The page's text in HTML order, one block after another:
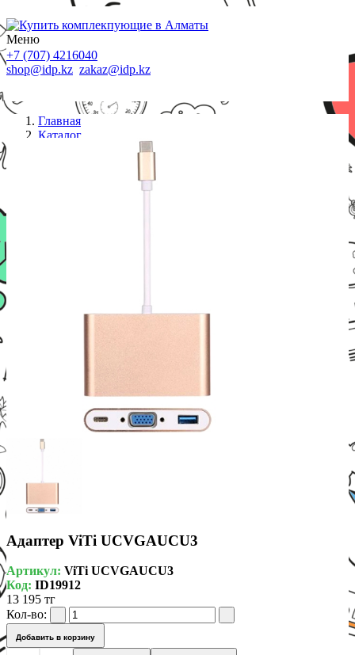
Меню
+7 (707) 4216040
shop@idp.kz zakaz@idp.kz
Главная
Каталог
Адаптер ViTi UCVGAUCU3
Артикул: ViTi UCVGAUCU3
Код: ID19912
13 195 тг
Кол-во:
Добавить в корзину